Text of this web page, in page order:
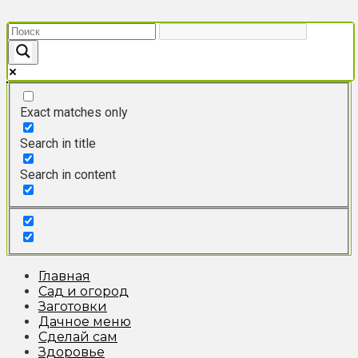
к
контенту
Exact matches only
Search in title
Search in content
Главная
Сад и огород
Заготовки
Дачное меню
Сделай сам
Здоровье